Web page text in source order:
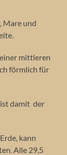
Mare und
mittleren
förmlich für
damit der
kann
Alle 29,5